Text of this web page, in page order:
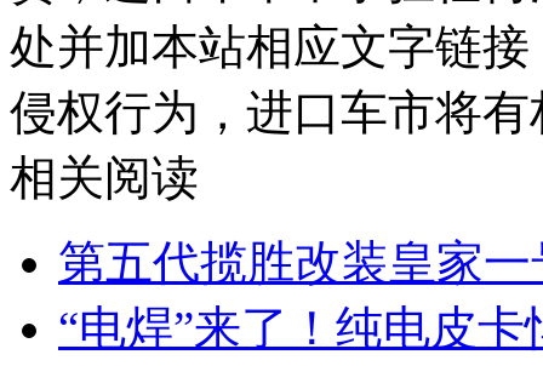
处并加本站相应文字链
侵权行为，进口车市将
相关阅读
第五代揽胜改装皇家
“电焊”来了！纯电皮